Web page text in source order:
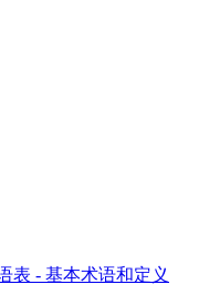
表 - 基本术语和定义